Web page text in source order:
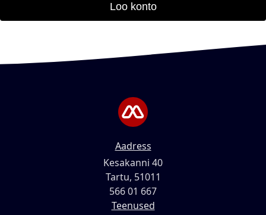
Loo konto
Aadress
Kesakanni 40
Tartu, 51011
566 01 667
Teenused